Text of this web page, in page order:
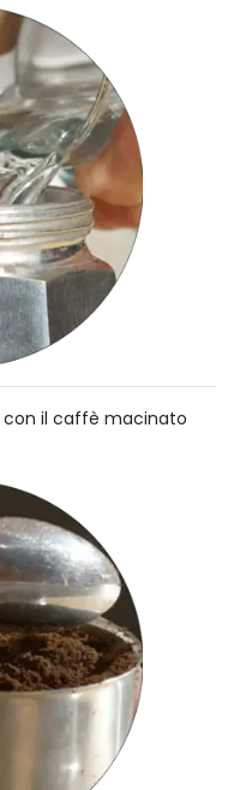
con il caffè macinato